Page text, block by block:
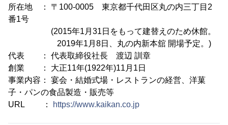
所在地 ： 〒100-0005 東京都千代田区丸の内三丁目2
番1号
(2015年1月31日をもって建替えのため休館。
2019年1月8日、丸の内新本舘 開場予定。)
代表 ： 代表取締役社長 渡辺 訓章
創業 ： 大正11年(1922年)11月1日
事業内容： 宴会・結婚式場・レストランの経営、洋菓
子・パンの食品製造・販売等
URL ：
https://www.kaikan.co.jp